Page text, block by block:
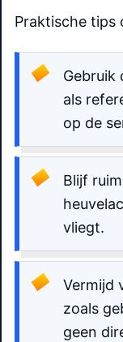
Praktische tips
Gebruik
als
op de
Blijf
vliegt.
Vermijd
zoals
geen